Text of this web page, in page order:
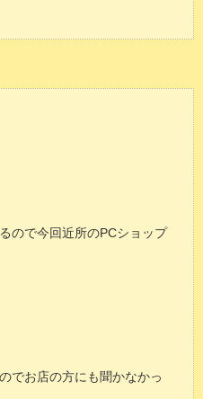
ので今回近所のPCショップ
でお店の方にも聞かなかっ